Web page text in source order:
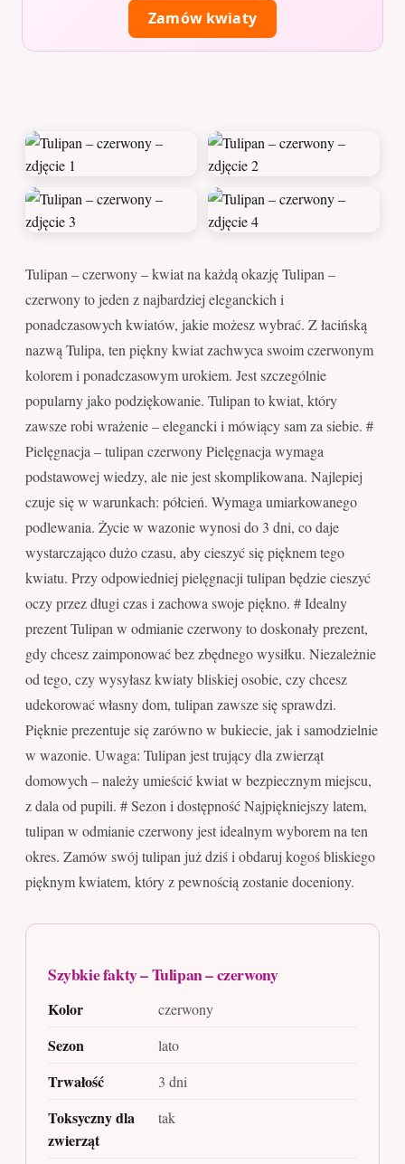
Zamów kwiaty
Tulipan – czerwony – kwiat na każdą okazję Tulipan –
czerwony to jeden z najbardziej eleganckich i
ponadczasowych kwiatów, jakie możesz wybrać. Z łacińską
nazwą Tulipa, ten piękny kwiat zachwyca swoim czerwonym
kolorem i ponadczasowym urokiem. Jest szczególnie
popularny jako podziękowanie. Tulipan to kwiat, który
zawsze robi wrażenie – elegancki i mówiący sam za siebie. #
Pielęgnacja – tulipan czerwony Pielęgnacja wymaga
podstawowej wiedzy, ale nie jest skomplikowana. Najlepiej
czuje się w warunkach: półcień. Wymaga umiarkowanego
podlewania. Życie w wazonie wynosi do 3 dni, co daje
wystarczająco dużo czasu, aby cieszyć się pięknem tego
kwiatu. Przy odpowiedniej pielęgnacji tulipan będzie cieszyć
oczy przez długi czas i zachowa swoje piękno. # Idealny
prezent Tulipan w odmianie czerwony to doskonały prezent,
gdy chcesz zaimponować bez zbędnego wysiłku. Niezależnie
od tego, czy wysyłasz kwiaty bliskiej osobie, czy chcesz
udekorować własny dom, tulipan zawsze się sprawdzi.
Pięknie prezentuje się zarówno w bukiecie, jak i samodzielnie
w wazonie. Uwaga: Tulipan jest trujący dla zwierząt
domowych – należy umieścić kwiat w bezpiecznym miejscu,
z dala od pupili. # Sezon i dostępność Najpiękniejszy latem,
tulipan w odmianie czerwony jest idealnym wyborem na ten
okres. Zamów swój tulipan już dziś i obdaruj kogoś bliskiego
pięknym kwiatem, który z pewnością zostanie doceniony.
Szybkie fakty – Tulipan – czerwony
Kolor czerwony
Sezon lato
Trwałość 3 dni
Toksyczny dla
zwierząt
tak